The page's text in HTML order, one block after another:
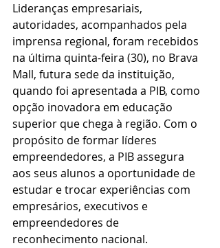
Lideranças empresariais,
autoridades, acompanhados pela
imprensa regional, foram recebidos
na última quinta-feira (30), no Brava
Mall, futura sede da instituição,
quando foi apresentada a PIB, como
opção inovadora em educação
superior que chega à região. Com o
propósito de formar líderes
empreendedores, a PIB assegura
aos seus alunos a oportunidade de
estudar e trocar experiências com
empresários, executivos e
empreendedores de
reconhecimento nacional.